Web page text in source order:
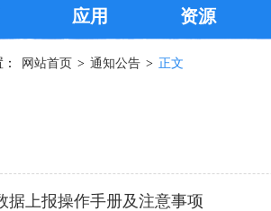
应用 资源
网站首页 > 通知公告 > 正文
据上报操作手册及注意事项